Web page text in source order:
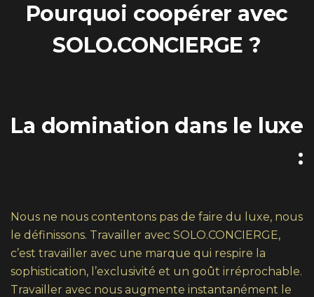
Pourquoi coopérer avec
SOLO.CONCIERGE ?
La domination dans le luxe
:
Nous ne nous contentons pas de faire du luxe, nous
le définissons. Travailler avec SOLO.CONCIERGE,
c’est travailler avec une marque qui respire la
sophistication, l’exclusivité et un goût irréprochable.
Travailler avec nous augmente instantanément le